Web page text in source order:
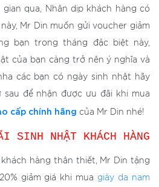
qua, Nhân dịp khách hàng có
Mr Din muốn gửi voucher giảm
bạn trong tháng đặc biệt này,
của bạn càng trở nên ý nghĩa và
các bạn có ngày sinh nhật hãy
để nhận được ưu đãi khi mua
cấp chính hãng của Mr Din nhé!
SINH NHẬT KHÁCH HÀNG
hàng thân thiết, Mr Din tặng
giảm giá khi muagiày da nam